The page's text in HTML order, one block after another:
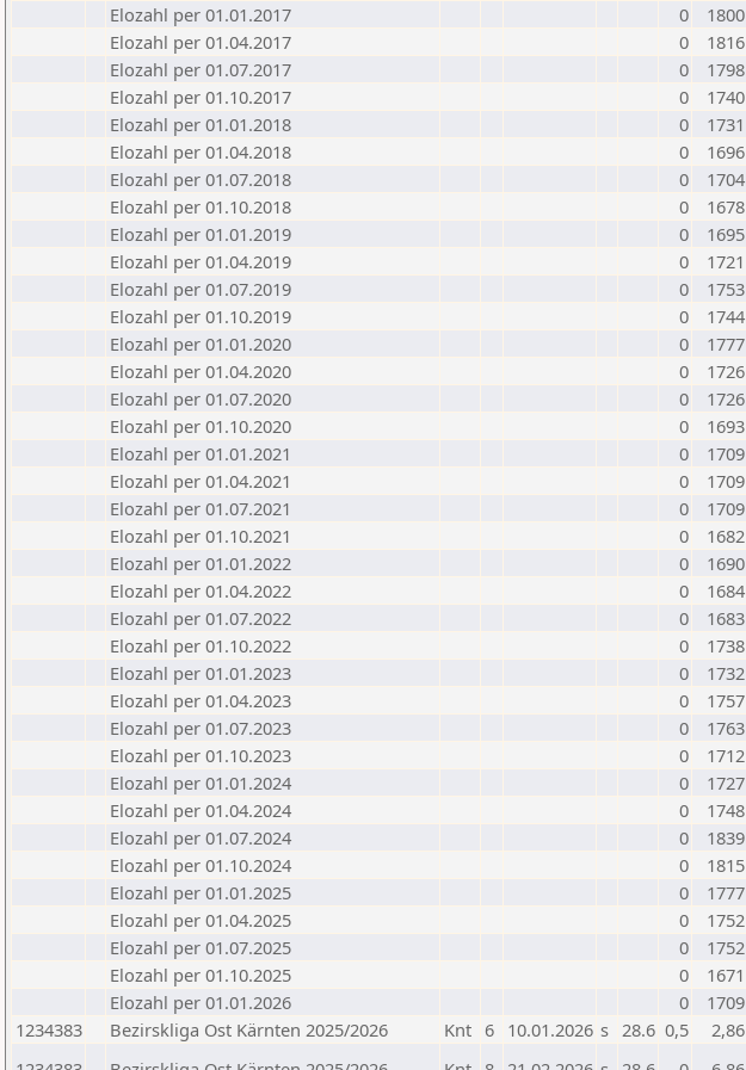
Elozahl per 01.01.2017
0
1800
Elozahl per 01.04.2017
0
1816
Elozahl per 01.07.2017
0
1798
Elozahl per 01.10.2017
0
1740
Elozahl per 01.01.2018
0
1731
Elozahl per 01.04.2018
0
1696
Elozahl per 01.07.2018
0
1704
Elozahl per 01.10.2018
0
1678
Elozahl per 01.01.2019
0
1695
Elozahl per 01.04.2019
0
1721
Elozahl per 01.07.2019
0
1753
Elozahl per 01.10.2019
0
1744
Elozahl per 01.01.2020
0
1777
Elozahl per 01.04.2020
0
1726
Elozahl per 01.07.2020
0
1726
Elozahl per 01.10.2020
0
1693
Elozahl per 01.01.2021
0
1709
Elozahl per 01.04.2021
0
1709
Elozahl per 01.07.2021
0
1709
Elozahl per 01.10.2021
0
1682
Elozahl per 01.01.2022
0
1690
Elozahl per 01.04.2022
0
1684
Elozahl per 01.07.2022
0
1683
Elozahl per 01.10.2022
0
1738
Elozahl per 01.01.2023
0
1732
Elozahl per 01.04.2023
0
1757
Elozahl per 01.07.2023
0
1763
Elozahl per 01.10.2023
0
1712
Elozahl per 01.01.2024
0
1727
Elozahl per 01.04.2024
0
1748
Elozahl per 01.07.2024
0
1839
Elozahl per 01.10.2024
0
1815
Elozahl per 01.01.2025
0
1777
Elozahl per 01.04.2025
0
1752
Elozahl per 01.07.2025
0
1752
Elozahl per 01.10.2025
0
1671
Elozahl per 01.01.2026
0
1709
1234383
Bezirskliga Ost Kärnten 2025/2026 Knt 6 10.01.2026 s 28.6 0,5 2,86